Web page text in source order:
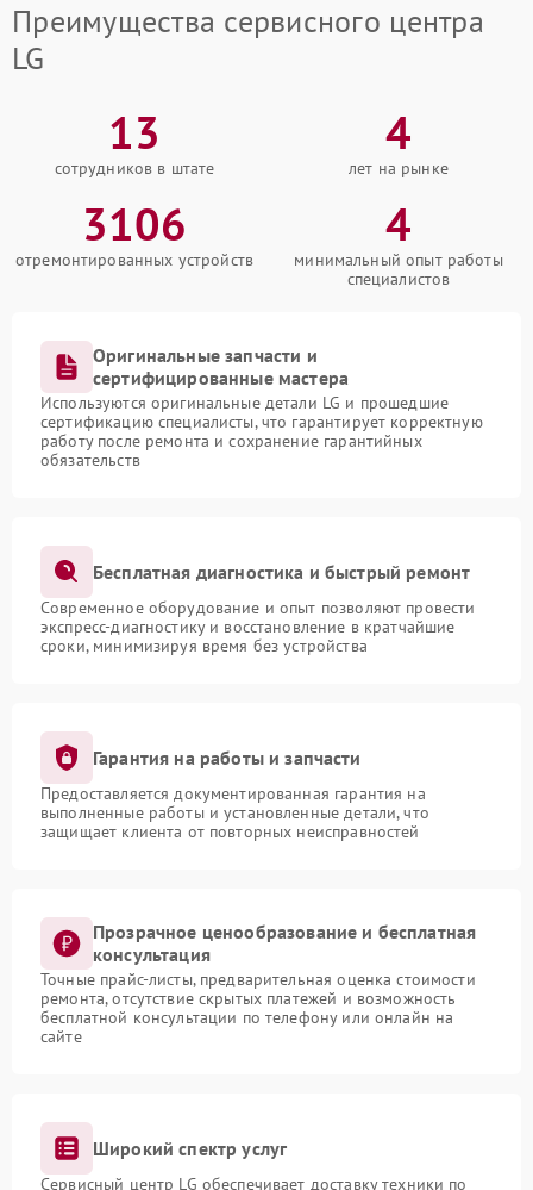
Преимущества сервисного центра
LG
13
сотрудников в штате
4
лет на рынке
3106
отремонтированных устройств
4
минимальный опыт работы
специалистов
Оригинальные запчасти и
сертифицированные мастера
Используются оригинальные детали LG и прошедшие
сертификацию специалисты, что гарантирует корректную
работу после ремонта и сохранение гарантийных
обязательств
Бесплатная диагностика и быстрый ремонт
Современное оборудование и опыт позволяют провести
экспресс-диагностику и восстановление в кратчайшие
сроки, минимизируя время без устройства
Гарантия на работы и запчасти
Предоставляется документированная гарантия на
выполненные работы и установленные детали, что
защищает клиента от повторных неисправностей
Прозрачное ценообразование и бесплатная
консультация
Точные прайс-листы, предварительная оценка стоимости
ремонта, отсутствие скрытых платежей и возможность
бесплатной консультации по телефону или онлайн на
сайте
Широкий спектр услуг
Сервисный центр LG обеспечивает доставку техники по